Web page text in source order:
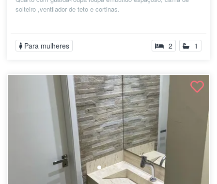
solteiro ,ventilador de teto e cortinas.
Para mulheres 2 1